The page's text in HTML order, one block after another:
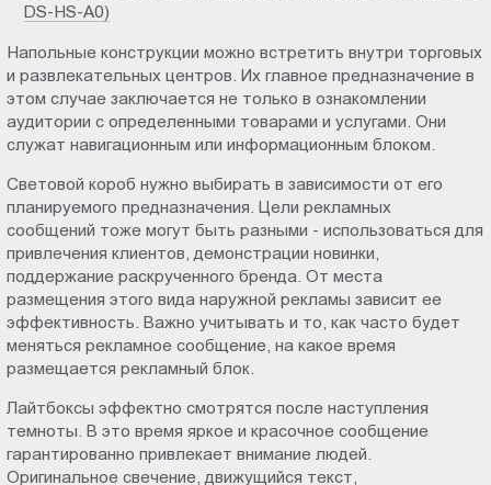
DS-HS-A0)
Напольные конструкции можно встретить внутри торговых
и развлекательных центров. Их главное предназначение в
этом случае заключается не только в ознакомлении
аудитории с определенными товарами и услугами. Они
служат навигационным или информационным блоком.
Световой короб нужно выбирать в зависимости от его
планируемого предназначения. Цели рекламных
сообщений тоже могут быть разными - использоваться для
привлечения клиентов, демонстрации новинки,
поддержание раскрученного бренда. От места
размещения этого вида наружной рекламы зависит ее
эффективность. Важно учитывать и то, как часто будет
меняться рекламное сообщение, на какое время
размещается рекламный блок.
Лайтбоксы эффектно смотрятся после наступления
темноты. В это время яркое и красочное сообщение
гарантированно привлекает внимание людей.
Оригинальное свечение, движущийся текст,